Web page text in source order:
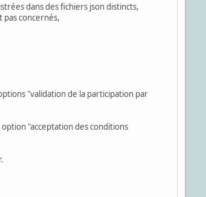
dans des fichiers json distincts,
concernés,
"validation de la participation par
"acceptation des conditions